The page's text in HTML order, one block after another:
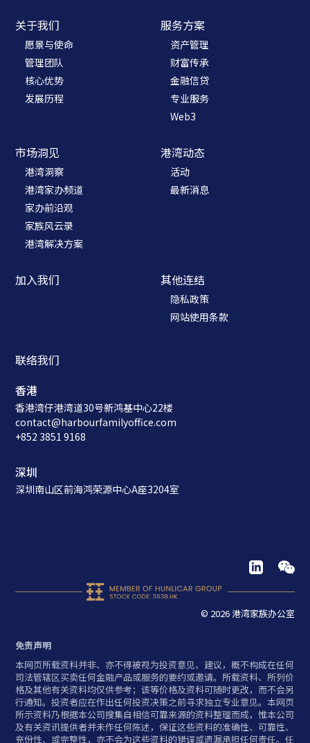
关于我们
愿景与使命
管理团队
核心优势
发展历程
服务方案
资产管理
财富传承
金融信贷
专业服务
Web3
市场洞见
港湾洞察
港湾家办频道
家办前沿观
家族风云录
港湾解决方案
港湾动态
活动
最新消息
加入我们 其他连结
隐私政策
网站使用条款
联络我们
香港
香港湾仔港湾道30号新鸿基中心22楼
contact@harbourfamilyoffice.com
+852 3851 9168
深圳
深圳南山区前海鸿荣源中心A座3204室
© 2026 港湾家族办公室
免责声明
本网页所载资料并非、亦不得被视为投资意见、建议，概不构成在任何
司法管辖区买卖任何金融产品或服务的要约或邀请。所载资料、所列价
格及其他有关资料均仅供参考；该等价格及资料可随时更改，而不会另
行通知。投资者应在作出任何投资决策之前寻求独立专业意见。本网页
所示资料乃根据本公司搜集自相信可靠来源的资料整理而成，惟本公司
及有关资讯提供者并未作任何陈述，保证这些资料的准确性、可靠性、
充份性、或完整性，亦不会为这些资料的错误或遗漏承担任何责任。任